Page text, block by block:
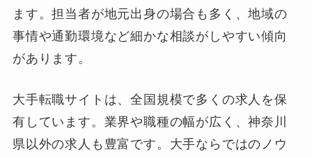
ます。担当者が地元出身の場合も多く、地域の
事情や通勤環境など細かな相談がしやすい傾向
があります。
大手転職サイトは、全国規模で多くの求人を保
有しています。業界や職種の幅が広く、神奈川
県以外の求人も豊富です。大手ならではのノウ